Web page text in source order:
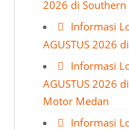
2026 di Southern
Informasi
AGUSTUS 2026
Informasi
AGUSTUS 2026
Motor Medan
Informasi